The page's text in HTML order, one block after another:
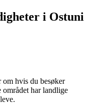
i Ostuni
hvis du besøker
området har landlige